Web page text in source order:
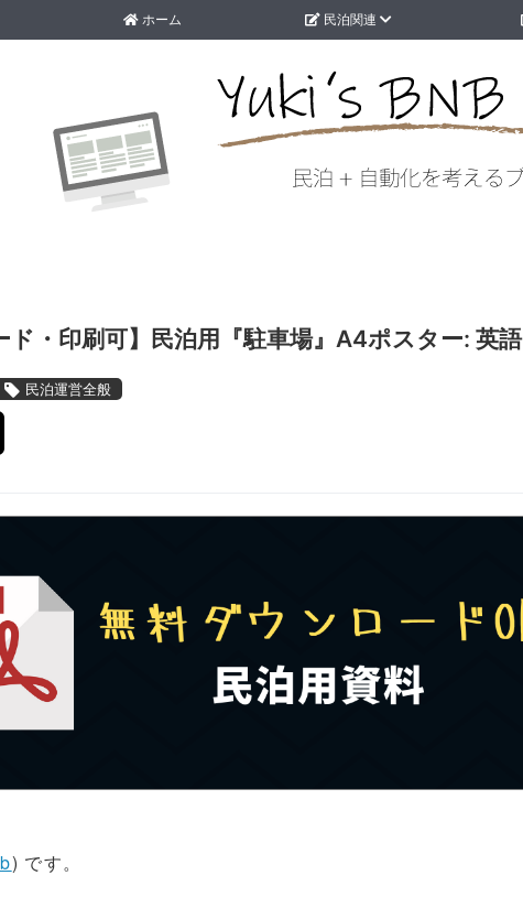
ホーム 民泊関連
ド・印刷可】民泊用『駐車場』A4ポスター: 英語
民泊運営全般
) です。